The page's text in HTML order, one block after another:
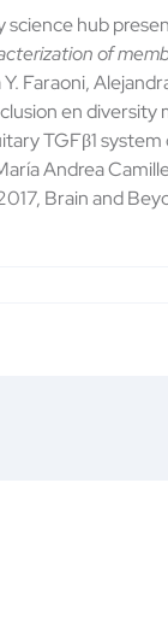
science hub
of
Faraoni,
en
TGFβ1
Andrea
Brain and